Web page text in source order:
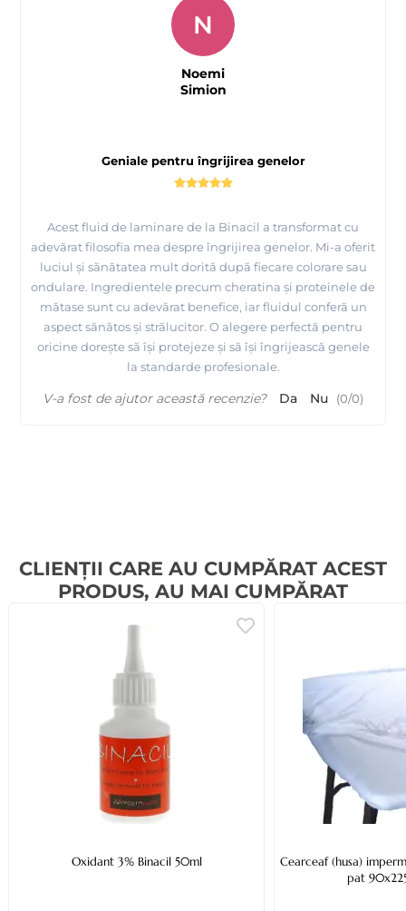
Geniale pentru îngrijirea genelor
Acest fluid de laminare de la Binacil a transformat cu
adevărat filosofia mea despre îngrijirea genelor. Mi-a oferit
luciul și sănătatea mult dorită după fiecare colorare sau
ondulare. Ingredientele precum cheratina și proteinele de
mătase sunt cu adevărat benefice, iar fluidul conferă un
aspect sănătos și strălucitor. O alegere perfectă pentru
oricine dorește să își protejeze și să își îngrijească genele
la standarde profesionale.
N
Noemi
Simion
V-a fost de ajutor această recenzie? Da Nu (0/0)
CLIENȚII CARE AU CUMPĂRAT ACEST
PRODUS, AU MAI CUMPĂRAT
Oxidant 3% Binacil 50ml
Cearceaf (husa)
pat